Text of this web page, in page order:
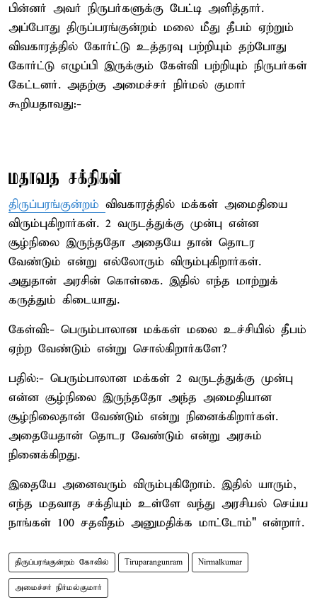
பின்னர் அவர் நிருபர்களுக்கு பேட்டி அளித்தார்.
அப்போது திருப்பரங்குன்றம் மலை மீது தீபம் ஏற்றும்
விவகாரத்தில் கோர்ட்டு உத்தரவு பற்றியும் தற்போது
கோர்ட்டு எழுப்பி இருக்கும் கேள்வி பற்றியும் நிருபர்கள்
கேட்டனர். அதற்கு அமைச்சர் நிர்மல் குமார்
கூறியதாவது:-
மதாவத சக்திகள்
திருப்பரங்குன்றம் விவகாரத்தில் மக்கள் அமைதியை
விரும்புகிறார்கள். 2 வருடத்துக்கு முன்பு என்ன
சூழ்நிலை இருந்ததோ அதையே தான் தொடர
வேண்டும் என்று எல்லோரும் விரும்புகிறார்கள்.
அதுதான் அரசின் கொள்கை. இதில் எந்த மாற்றுக்
கருத்தும் கிடையாது.
கேள்வி:- பெரும்பாலான மக்கள் மலை உச்சியில் தீபம்
ஏற்ற வேண்டும் என்று சொல்கிறார்களே?
பதில்:- பெரும்பாலான மக்கள் 2 வருடத்துக்கு முன்பு
என்ன சூழ்நிலை இருந்ததோ அந்த அமைதியான
சூழ்நிலைதான் வேண்டும் என்று நினைக்கிறார்கள்.
அதையேதான் தொடர வேண்டும் என்று அரசும்
நினைக்கிறது.
இதையே அனைவரும் விரும்புகிறோம். இதில் யாரும்,
எந்த மதவாத சக்தியும் உள்ளே வந்து அரசியல் செய்ய
நாங்கள் 100 சதவீதம் அனுமதிக்க மாட்டோம்" என்றார்.
திருப்பரங்குன்றம் கோவில் Tiruparangunram Nirmalkumar
அமைச்சர் நிர்மல்குமார்